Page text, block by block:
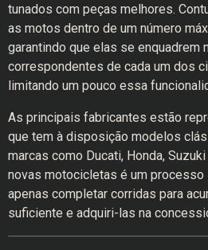
tunados com peças melhores.
as motos dentro de um número
garantindo que elas se enquadrem
correspondentes de cada um dos
limitando um pouco essa
As principais fabricantes estão
que tem à disposição modelos
marcas como Ducati, Honda,
novas motocicletas é um
apenas completar corridas para
suficiente e adquiri-las na